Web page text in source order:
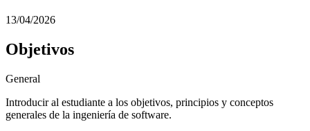
13/04/2026
Objetivos
General
Introducir al estudiante a los objetivos, principios y conceptos
generales de la ingeniería de software.